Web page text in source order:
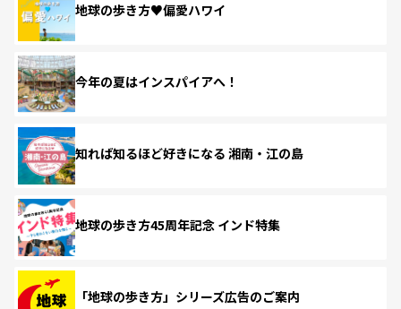
地球の歩き方♥偏愛ハワイ
今年の夏はインスパイアへ！
知れば知るほど好きになる 湘南・江の島
地球の歩き方45周年記念 インド特集
「地球の歩き方」シリーズ広告のご案内